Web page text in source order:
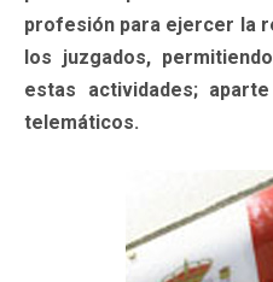
profesión para ejercer la
los juzgados,
estas actividades;
telemáticos.